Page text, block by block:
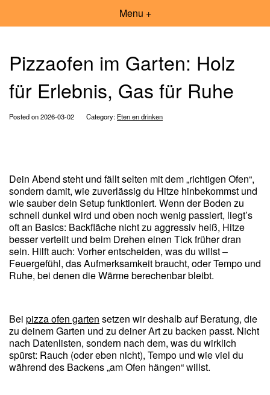
Menu +
Pizzaofen im Garten: Holz
für Erlebnis, Gas für Ruhe
Posted on 2026-03-02 Category: Eten en drinken
Dein Abend steht und fällt selten mit dem „richtigen Ofen“,
sondern damit, wie zuverlässig du Hitze hinbekommst und
wie sauber dein Setup funktioniert. Wenn der Boden zu
schnell dunkel wird und oben noch wenig passiert, liegt’s
oft an Basics: Backfläche nicht zu aggressiv heiß, Hitze
besser verteilt und beim Drehen einen Tick früher dran
sein. Hilft auch: Vorher entscheiden, was du willst –
Feuergefühl, das Aufmerksamkeit braucht, oder Tempo und
Ruhe, bei denen die Wärme berechenbar bleibt.
Bei pizza ofen garten setzen wir deshalb auf Beratung, die
zu deinem Garten und zu deiner Art zu backen passt. Nicht
nach Datenlisten, sondern nach dem, was du wirklich
spürst: Rauch (oder eben nicht), Tempo und wie viel du
während des Backens „am Ofen hängen“ willst.